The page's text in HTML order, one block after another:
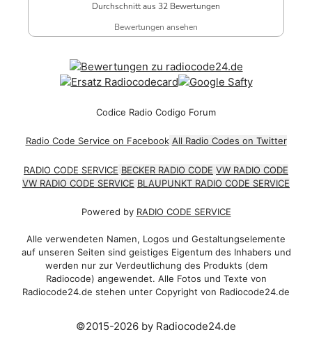
Durchschnitt aus 32 Bewertungen
Bewertungen ansehen
Codice Radio Codigo Forum
Radio Code Service on Facebook All Radio Codes on Twitter
RADIO CODE SERVICE BECKER RADIO CODE VW RADIO CODE
VW RADIO CODE SERVICE BLAUPUNKT RADIO CODE SERVICE
Powered by RADIO CODE SERVICE
Alle verwendeten Namen, Logos und Gestaltungselemente
auf unseren Seiten sind geistiges Eigentum des Inhabers und
werden nur zur Verdeutlichung des Produkts (dem
Radiocode) angewendet. Alle Fotos und Texte von
Radiocode24.de stehen unter Copyright von Radiocode24.de
©2015-2026 by Radiocode24.de